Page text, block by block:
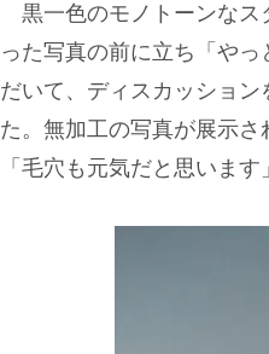
黒一色のモノトーンなス
った写真の前に立ち「や
だいて、ディスカッショ
た。無加工の写真が展示
「毛穴も元気だと思います